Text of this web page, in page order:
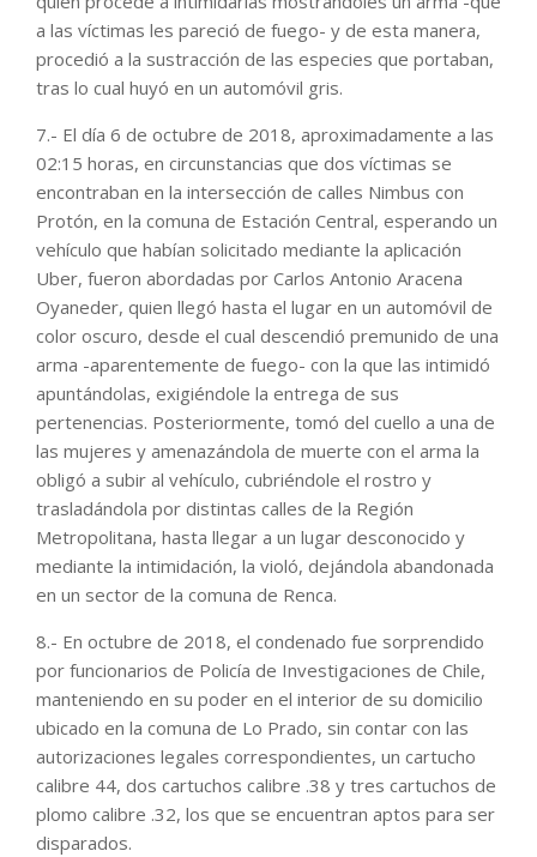
a las víctimas les pareció de fuego- y de esta manera,
procedió a la sustracción de las especies que portaban,
tras lo cual huyó en un automóvil gris.
7.- El día 6 de octubre de 2018, aproximadamente a las
02:15 horas, en circunstancias que dos víctimas se
encontraban en la intersección de calles Nimbus con
Protón, en la comuna de Estación Central, esperando un
vehículo que habían solicitado mediante la aplicación
Uber, fueron abordadas por Carlos Antonio Aracena
Oyaneder, quien llegó hasta el lugar en un automóvil de
color oscuro, desde el cual descendió premunido de una
arma -aparentemente de fuego- con la que las intimidó
apuntándolas, exigiéndole la entrega de sus
pertenencias. Posteriormente, tomó del cuello a una de
las mujeres y amenazándola de muerte con el arma la
obligó a subir al vehículo, cubriéndole el rostro y
trasladándola por distintas calles de la Región
Metropolitana, hasta llegar a un lugar desconocido y
mediante la intimidación, la violó, dejándola abandonada
en un sector de la comuna de Renca.
8.- En octubre de 2018, el condenado fue sorprendido
por funcionarios de Policía de Investigaciones de Chile,
manteniendo en su poder en el interior de su domicilio
ubicado en la comuna de Lo Prado, sin contar con las
autorizaciones legales correspondientes, un cartucho
calibre 44, dos cartuchos calibre .38 y tres cartuchos de
plomo calibre .32, los que se encuentran aptos para ser
disparados.